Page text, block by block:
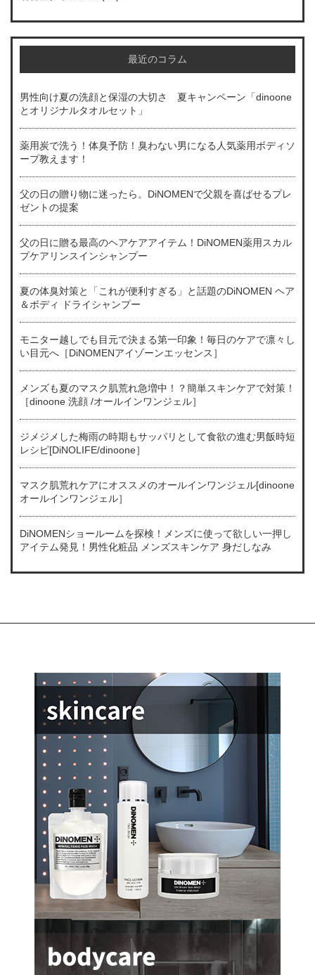
最近のコラム
男性向け夏の洗顔と保湿の大切さ 夏キャンペーン「dinoone
とオリジナルタオルセット」
薬用炭で洗う！体臭予防！臭わない男になる人気薬用ボディソ
ープ教えます！
父の日の贈り物に迷ったら。DiNOMENで父親を喜ばせるプレ
ゼントの提案
父の日に贈る最高のヘアケアアイテム！DiNOMEN薬用スカル
プケアリンスインシャンプー
夏の体臭対策と「これが便利すぎる」と話題のDiNOMEN ヘア
＆ボディ ドライシャンプー
モニター越しでも目元で決まる第一印象！毎日のケアで凛々し
い目元へ［DiNOMENアイゾーンエッセンス］
メンズも夏のマスク肌荒れ急増中！？簡単スキンケアで対策！
［dinoone 洗顔 /オールインワンジェル］
ジメジメした梅雨の時期もサッパリとして食欲の進む男飯時短
レシピ[DiNOLIFE/dinoone］
マスク肌荒れケアにオススメのオールインワンジェル[dinoone
オールインワンジェル］
DiNOMENショールームを探検！メンズに使って欲しい一押し
アイテム発見！男性化粧品 メンズスキンケア 身だしなみ